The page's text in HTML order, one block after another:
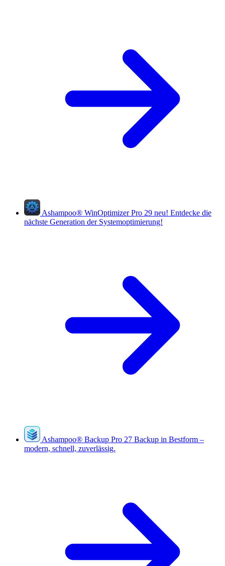
Ashampoo® WinOptimizer Pro 29 neu! Entdecke die
nächste Generation der Systemoptimierung!
Ashampoo® Backup Pro 27 Backup in Bestform –
modern, schnell, zuverlässig.